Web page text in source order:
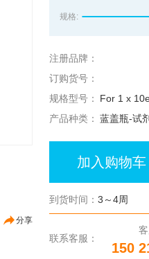
分享
规格:
注册品牌：
订购货号：
规格型号：
For 1 x
产品种类： 蓝盖瓶-试
加入购物车
到货时间： 3～4周
联系客服：
150